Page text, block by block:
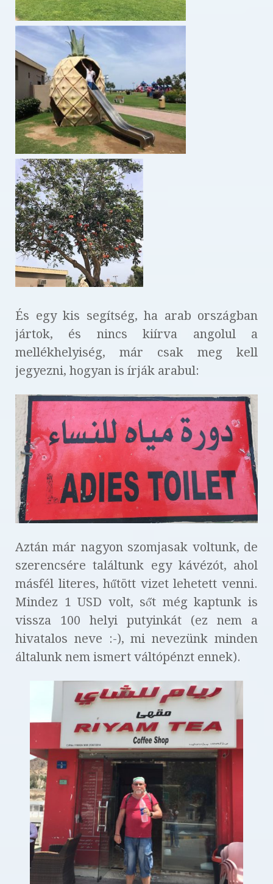
És egy kis segítség, ha arab országban
jártok, és nincs kiírva angolul a
mellékhelyiség, már csak meg kell
jegyezni, hogyan is írják arabul:
Aztán már nagyon szomjasak voltunk, de
szerencsére találtunk egy kávézót, ahol
másfél literes, hűtött vizet lehetett venni.
Mindez 1 USD volt, sőt még kaptunk is
vissza 100 helyi putyinkát (ez nem a
hivatalos neve :-), mi nevezünk minden
általunk nem ismert váltópénzt ennek).